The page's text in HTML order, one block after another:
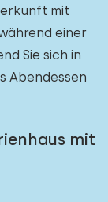
mit
einer
Sie sich in
Abendessen
mit